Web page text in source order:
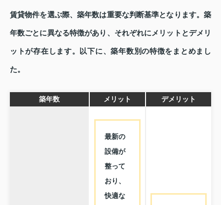
賃貸物件を選ぶ際、築年数は重要な判断基準となります。築
年数ごとに異なる特徴があり、それぞれにメリットとデメリ
ットが存在します。以下に、築年数別の特徴をまとめまし
た。
築年数 メリット デメリット
最新の
設備が
整って
おり、
快適な